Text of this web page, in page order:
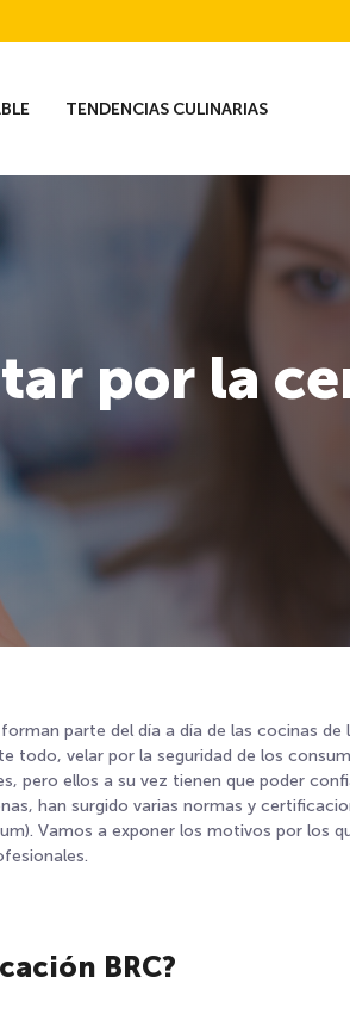
TENDENCIAS CULINARIAS
por la
parte del día a día de las cocinas
todo, velar por la seguridad de los
pero ellos a su vez tienen que poder
han surgido varias normas y
Vamos a exponer los motivos por los
BRC?